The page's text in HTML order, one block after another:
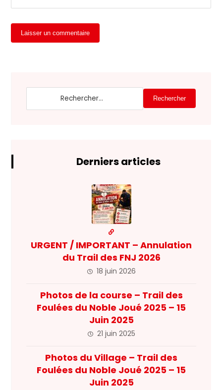
Laisser un commentaire
Rechercher
Derniers articles
URGENT / IMPORTANT – Annulation
du Trail des FNJ 2026
18 juin 2026
Photos de la course – Trail des
Foulées du Noble Joué 2025 – 15
Juin 2025
21 juin 2025
Photos du Village – Trail des
Foulées du Noble Joué 2025 – 15
Juin 2025